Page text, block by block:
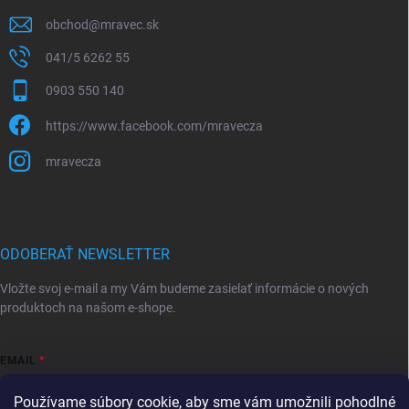
Používame súbory cookie, aby sme vám umožnili pohodlné
obchod@mravec.sk
041/5 6262 55
0903 550 140
https://www.facebook.com/mravecza
mravecza
ODOBERAŤ NEWSLETTER
Vložte svoj e-mail a my Vám budeme zasielať informácie o nových
produktoch na našom e-shope.
EMAIL